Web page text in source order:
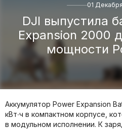
01
DJI выпустила
Expansion 2000
мощности
Аккумулятор Power Expansion
кВт∙ч в компактном корпусе,
в модульном исполнении. К